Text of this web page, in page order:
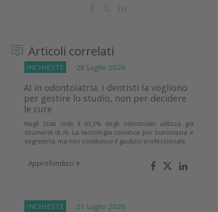
Articoli correlati
INCHIESTE 28 Luglio 2026
AI in odontoiatria: i dentisti la vogliono
per gestire lo studio, non per decidere
le cure
Negli Stati Uniti il 43,3% degli odontoiatri utilizza già
strumenti di AI. La tecnologia convince per burocrazia e
segreteria, ma non sostituisce il giudizio professionale
Approfondisci
INCHIESTE 21 Luglio 2026